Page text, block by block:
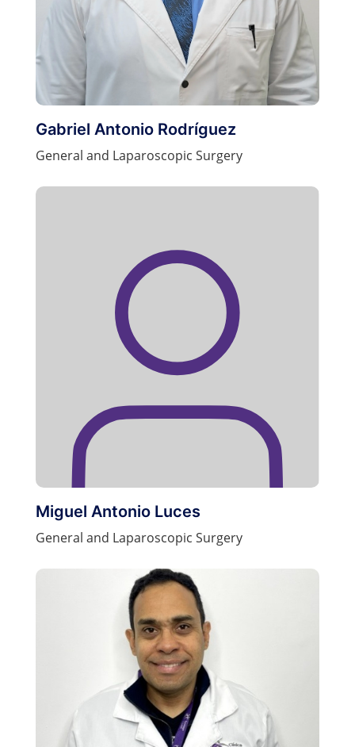
Gabriel Antonio Rodríguez
General and Laparoscopic Surgery
Miguel Antonio Luces
General and Laparoscopic Surgery